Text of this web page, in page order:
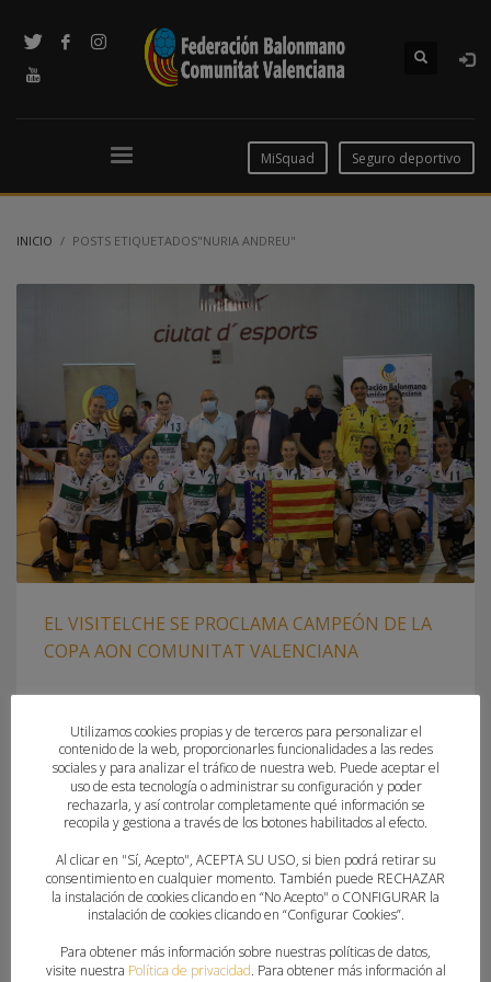
MiSquad Seguro deportivo
INICIO POSTS ETIQUETADOS"NURIA ANDREU"
EL VISITELCHE SE PROCLAMA CAMPEÓN DE LA
COPA AON COMUNITAT VALENCIANA
DOMINGO, 10 OCTUBRE 2021 PORPAU SAIZ
LAS ILICITANAS TIRAN DE OFICIO PARA VENCER A MORVEDRE
EN LA FIESTA DEL BALONMANO VALENCIANO El Visitelche BM
Elche ha conseguido su segundo trofeo de la temporada
tras vencer al Balonmano Morvedre en la final de la Copa
AON Comunitat Valenciana disputada en el renovado
Pabellón Zoilo Martín de la Sierra de Elche. De este
ETIQUETADO BAJO: BALONMANO MORVEDRE ,COPA AON COMUNITAT
Utilizamos cookies propias y de terceros para personalizar el
contenido de la web, proporcionarles funcionalidades a las redes
sociales y para analizar el tráfico de nuestra web. Puede aceptar el
uso de esta tecnología o administrar su configuración y poder
rechazarla, y así controlar completamente qué información se
recopila y gestiona a través de los botones habilitados al efecto.
Al clicar en "Sí, Acepto", ACEPTA SU USO, si bien podrá retirar su
consentimiento en cualquier momento. También puede RECHAZAR
la instalación de cookies clicando en “No Acepto" o CONFIGURAR la
instalación de cookies clicando en “Configurar Cookies”.
Para obtener más información sobre nuestras políticas de datos,
visite nuestra Política de privacidad. Para obtener más información al